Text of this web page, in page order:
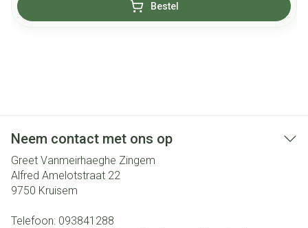
Bestel
Neem contact met ons op
Greet Vanmeirhaeghe Zingem
Alfred Amelotstraat 22
9750 Kruisem
Telefoon: 093841288